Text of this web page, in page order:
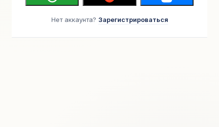
Нет аккаунта? Зарегистрироваться